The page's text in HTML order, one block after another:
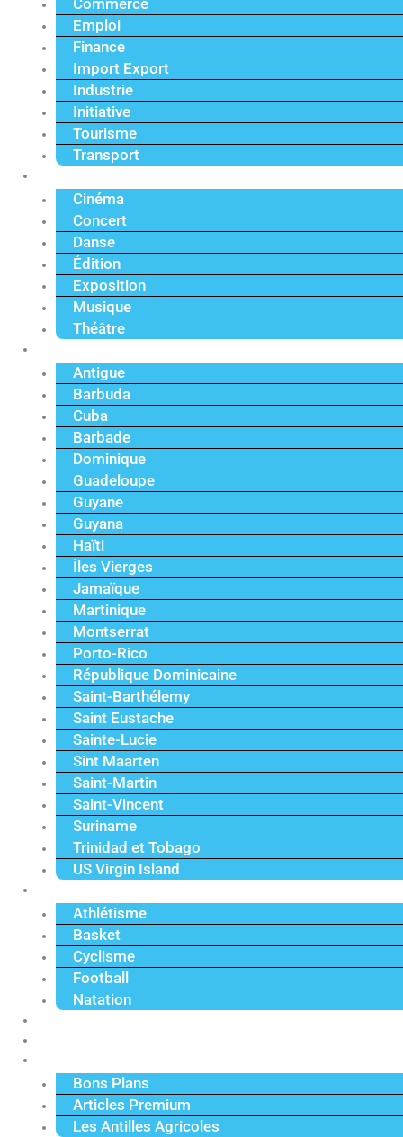
Commerce
Emploi
Finance
Import Export
Industrie
Initiative
Tourisme
Transport
Cinéma
Concert
Danse
Édition
Exposition
Musique
Théâtre
Antigue
Barbuda
Cuba
Barbade
Dominique
Guadeloupe
Guyane
Guyana
Haïti
Îles Vierges
Jamaïque
Martinique
Montserrat
Porto-Rico
République Dominicaine
Saint-Barthélemy
Saint Eustache
Sainte-Lucie
Sint Maarten
Saint-Martin
Saint-Vincent
Suriname
Trinidad et Tobago
US Virgin Island
Athlétisme
Basket
Cyclisme
Football
Natation
Bons Plans
Articles Premium
Les Antilles Agricoles